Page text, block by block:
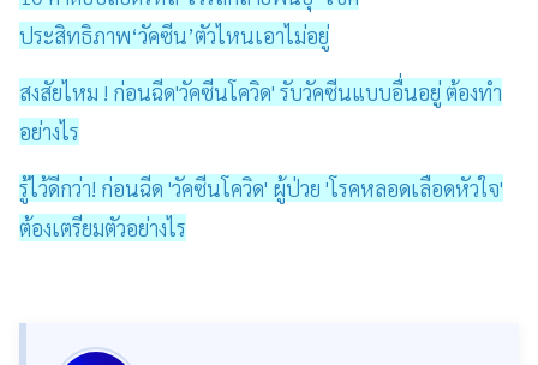
ประสิทธิภาพ‘วัคซีน’ตัวไหนเอาไม่อยู่
สงสัยไหม ! ก่อนฉีด'วัคซีนโควิด' รับวัคซีนแบบอื่นอยู่ ต้องทำ
อย่างไร
รู้ไว้ดีกว่า! ก่อนฉีด 'วัคซีนโควิด' ผู้ป่วย 'โรคหลอดเลือดหัวใจ'
ต้องเตรียมตัวอย่างไร